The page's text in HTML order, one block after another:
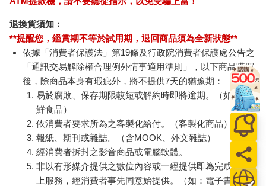
退換貨須知：
**提醒您，鑑賞期不等於試用期，退回商品須為全新狀態**
依據「消費者保護法」第19條及行政院消費者保護處公告之
「通訊交易解除權合理例外情事適用準則」，以下商品購買
後，除商品本身有瑕疵外，將不提供7天的猶豫期：
易於腐敗、保存期限較短或解約時即將逾期。（如：生
鮮食品）
依消費者要求所為之客製化給付。（客製化商品）
報紙、期刊或雜誌。（含MOOK、外文雜誌）
經消費者拆封之影音商品或電腦軟體。
非以有形媒介提供之數位內容或一經提供即為完成之線
上服務，經消費者事先同意始提供。（如：電子書、電